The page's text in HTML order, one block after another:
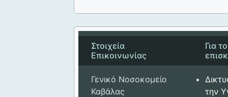
Στοιχεία
Επικοινωνίας
Γενικό Νοσοκομείο
Καβάλας
Για
την